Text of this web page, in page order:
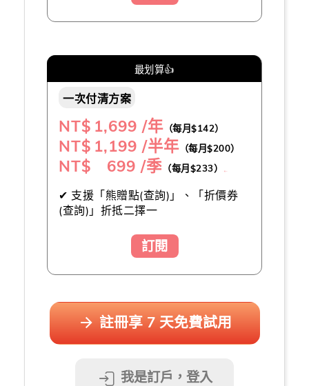
最划算👍
一次付清方案
NT$ 1,699 /年（每月$142）
NT$ 1,199 /半年（每月$200）
NT$ 699 /季 （每月$233）
✔ 支援「熊贈點(查詢)」、「折價券
(查詢)」折抵二擇一
訂閱
註冊享 7 天免費試用
我是訂戶，登入